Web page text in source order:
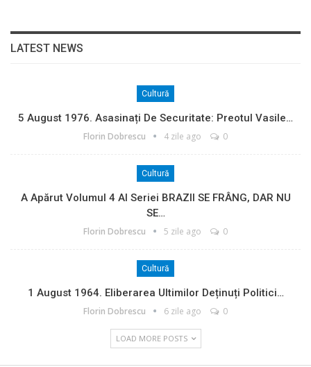
LATEST NEWS
Cultură
5 August 1976. Asasinați De Securitate: Preotul Vasile…
Florin Dobrescu 4 zile ago 0
Cultură
A Apărut Volumul 4 Al Seriei BRAZII SE FRÂNG, DAR NU
SE…
Florin Dobrescu 5 zile ago 0
Cultură
1 August 1964. Eliberarea Ultimilor Deținuți Politici…
Florin Dobrescu 6 zile ago 0
LOAD MORE POSTS